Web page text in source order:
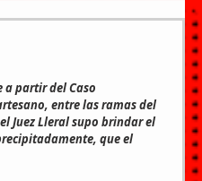
a partir del Caso
entre las ramas del
Juez Lleral supo brindar el
que el